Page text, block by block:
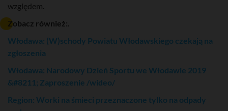
względem.
Zobacz również:.
Włodawa: (W)schody Powiatu Włodawskiego czekają na
zgłoszenia
Włodawa: Narodowy Dzień Sportu we Włodawie 2019
&#8211; Zaproszenie /wideo/
Region: Worki na śmieci przeznaczone tylko na odpady